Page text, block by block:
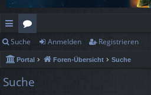
ch
ne
llz
or
en
Suche Anmelden Registrieren
Portal Foren-Übersicht Suche
Suche